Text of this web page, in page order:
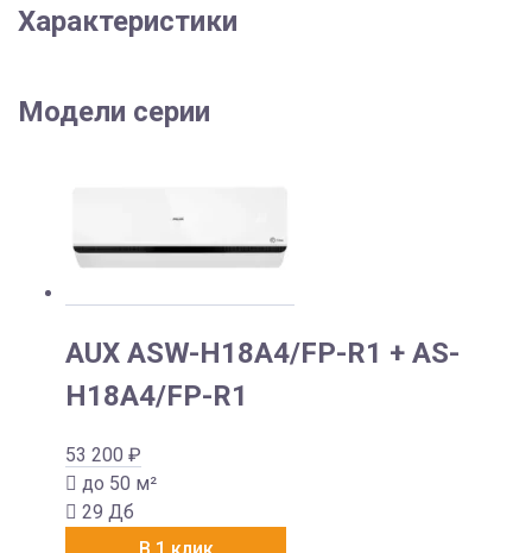
Характеристики
Модели серии
AUX ASW-H18A4/FP-R1 + AS-
H18A4/FP-R1
53 200 ₽
до 50 м²
29 Дб